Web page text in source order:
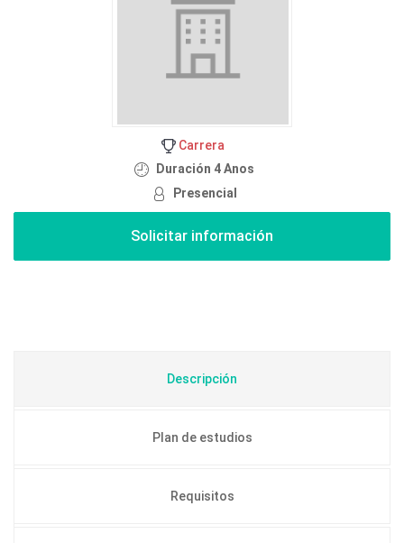
Carrera
Duración 4 Anos
Presencial
Descripción
Plan de estudios
Requisitos